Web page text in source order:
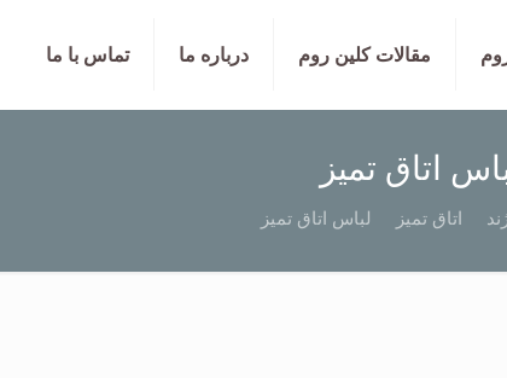
مقالات کلین روم درباره ما تماس با ما
اتاق تمیز
اتاق تمیز لباس اتاق تمیز